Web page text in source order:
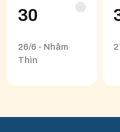
30
26/6 - Nhâm
Thìn